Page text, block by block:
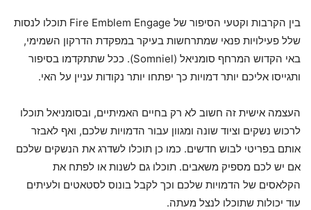
בין הקרבות וקטעי הסיפור של Fire Emblem Engage תוכלו לנסות
שלל פעילויות פנאי שמתרחשות בעיקר במפקדת הדרקון השמימי,
באי הקדוש המרחף סומניאל (Somniel). ככל שתתקדמו בסיפור
ותגייסו אליכם יותר דמויות כך יפתחו יותר נקודות עניין על האי.
העצמה אישית זה חשוב לא רק בחיים האמיתיים, ובסומניאל תוכלו
לרכוש נשקים וציוד שונה ומגוון עבור הדמויות שלכם, ואף לאבזר
אותם בפריטי לבוש חדשים. כמו כן תוכלו לשדרג את הנשקים שלכם
אם יש לכם מספיק משאבים. תוכלו גם לשנות או לפתח את
הקלאסים של הדמויות שלכם וכך לקבל בונוס לסטאטים ולעיתים
עוד יכולות שתוכלו לנצל מעתה.